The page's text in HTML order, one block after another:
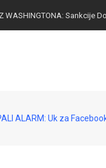
ALARM: Uk za